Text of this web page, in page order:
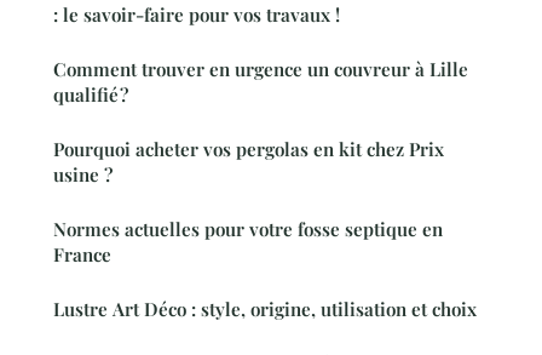
: le savoir-faire pour vos travaux !
Comment trouver en urgence un couvreur à Lille
qualifié ?
Pourquoi acheter vos pergolas en kit chez Prix
usine ?
Normes actuelles pour votre fosse septique en
France
Lustre Art Déco : style, origine, utilisation et choix